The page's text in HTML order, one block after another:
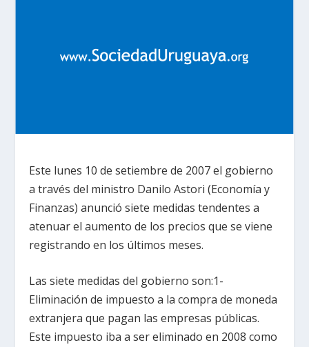
Este lunes 10 de setiembre de 2007 el gobierno
a través del ministro Danilo Astori (Economía y
Finanzas) anunció siete medidas tendentes a
atenuar el aumento de los precios que se viene
registrando en los últimos meses.
Las siete medidas del gobierno son:1-
Eliminación de impuesto a la compra de moneda
extranjera que pagan las empresas públicas.
Este impuesto iba a ser eliminado en 2008 como